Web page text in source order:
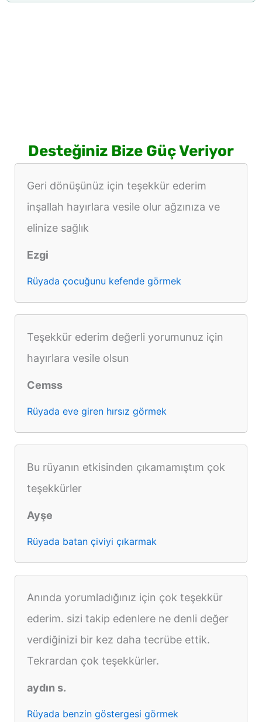
Desteğiniz Bize Güç Veriyor
Geri dönüşünüz için teşekkür ederim
inşallah hayırlara vesile olur ağzınıza ve
elinize sağlık
Ezgi
Rüyada çocuğunu kefende görmek
Teşekkür ederim değerli yorumunuz için
hayırlara vesile olsun
Cemss
Rüyada eve giren hırsız görmek
Bu rüyanın etkisinden çıkamamıştım çok
teşekkürler
Ayşe
Rüyada batan çiviyi çıkarmak
Anında yorumladığınız için çok teşekkür
ederim. sizi takip edenlere ne denli değer
verdiğinizi bir kez daha tecrübe ettik.
Tekrardan çok teşekkürler.
aydın s.
Rüyada benzin göstergesi görmek